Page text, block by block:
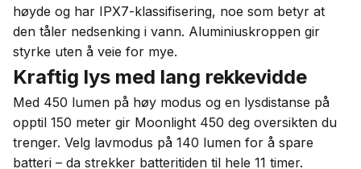
høyde og har IPX7-klassifisering, noe som betyr at
den tåler nedsenking i vann. Aluminiuskroppen gir
styrke uten å veie for mye.
Kraftig lys med lang rekkevidde
Med 450 lumen på høy modus og en lysdistanse på
opptil 150 meter gir Moonlight 450 deg oversikten du
trenger. Velg lavmodus på 140 lumen for å spare
batteri – da strekker batteritiden til hele 11 timer.